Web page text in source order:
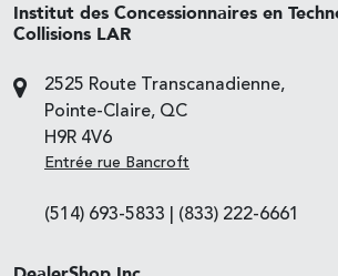
Institut des Concessionnaires en
Collisions LAR
2525 Route Transcanadienne,
Pointe-Claire, QC
H9R 4V6
Entrée rue Bancroft
(514) 693-5833 (833) 222-6661